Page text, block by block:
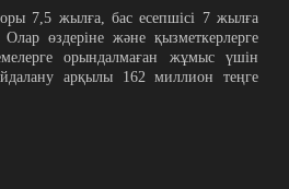
7,5 жылға, бас есепшісі 7 жылға
өздеріне және қызметкерлерге
орындалмаған жұмыс үшін
арқылы 162 миллион теңге